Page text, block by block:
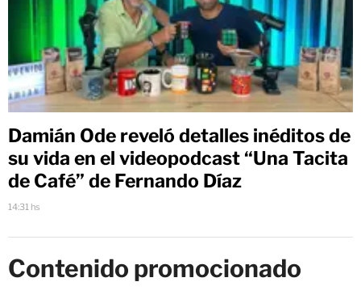
Damián Ode reveló detalles inéditos de
su vida en el videopodcast “Una Tacita
de Café” de Fernando Díaz
14:31 hs
Contenido promocionado